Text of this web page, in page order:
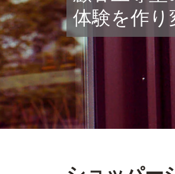
体験を作り